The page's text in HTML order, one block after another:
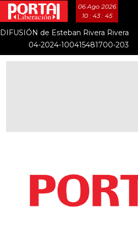
06 Ago 2026
10 : 43 : 45
DIFUSIÓN de Esteban Rivera Rivera
04-2024-100415481700-203